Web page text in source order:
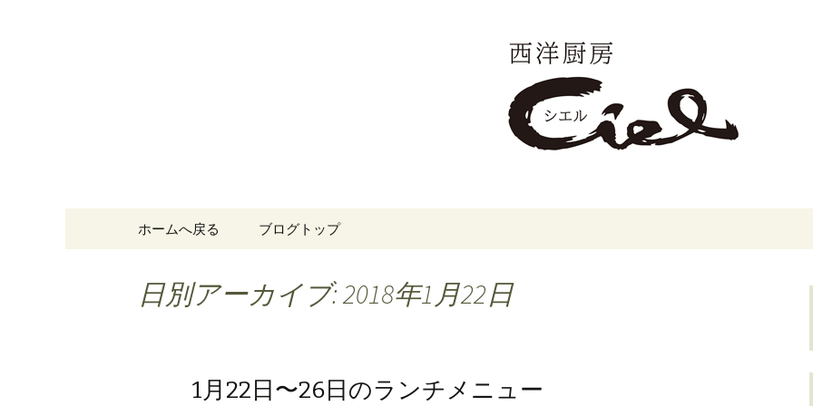
愛知県一宮市のカジュアル
洋厨房シエル」のブログ
コンテンツへ移動
ホームへ戻る ブログトップ
日別アーカイブ: 2018年1月22日
1月22日〜26日のランチメニュー